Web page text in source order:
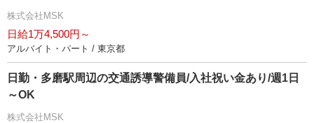
株式会社MSK
日給1万4,500円～
アルバイト・パート / 東京都
日勤・多磨駅周辺の交通誘導警備員/入社祝い金あり/週1日
～OK
株式会社MSK